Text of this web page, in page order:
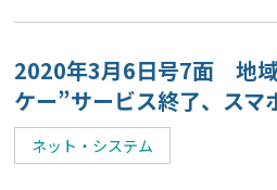
2020年3月6日号7面 地
ケー”サービス終了、スマ
ネット・システム